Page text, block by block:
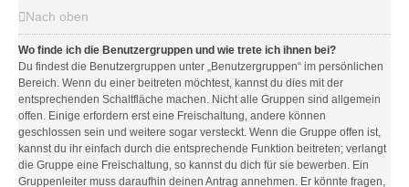
Nach oben
Wo finde ich die Benutzergruppen und wie trete ich ihnen bei?
Du findest die Benutzergruppen unter „Benutzergruppen“ im persönlichen
Bereich. Wenn du einer beitreten möchtest, kannst du dies mit der
entsprechenden Schaltfläche machen. Nicht alle Gruppen sind allgemein
offen. Einige erfordern erst eine Freischaltung, andere können
geschlossen sein und weitere sogar versteckt. Wenn die Gruppe offen ist,
kannst du ihr einfach durch die entsprechende Funktion beitreten; verlangt
die Gruppe eine Freischaltung, so kannst du dich für sie bewerben. Ein
Gruppenleiter muss daraufhin deinen Antrag annehmen. Er könnte fragen,